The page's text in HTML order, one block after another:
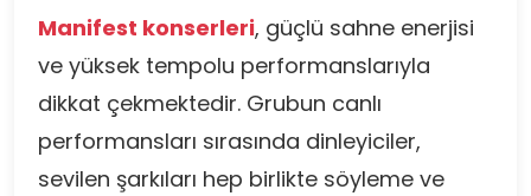
Manifest konserleri, güçlü sahne enerjisi
ve yüksek tempolu performanslarıyla
dikkat çekmektedir. Grubun canlı
performansları sırasında dinleyiciler,
sevilen şarkıları hep birlikte söyleme ve